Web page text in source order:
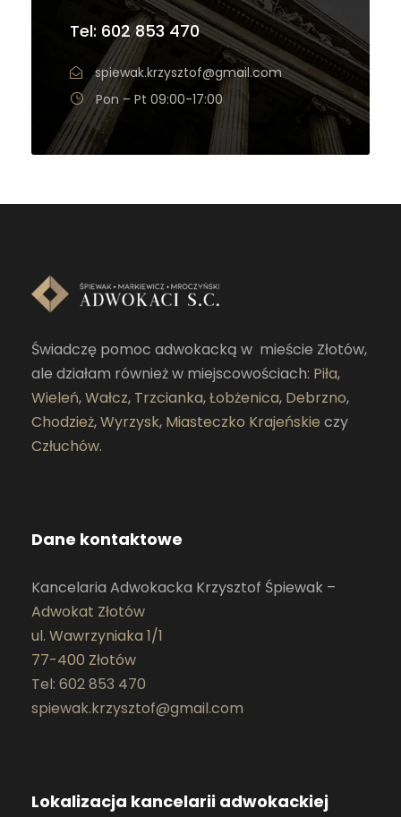
Tel: 602 853 470
spiewak.krzysztof@gmail.com
Pon – Pt 09:00-17:00
Świadczę pomoc adwokacką w mieście Złotów,
ale działam również w miejscowościach: Piła,
Wieleń,Wałcz, Trzcianka,Łobżenica, Debrzno,
Chodzież,Wyrzysk, Miasteczko Krajeńskie czy
Człuchów.
Dane kontaktowe
Kancelaria Adwokacka Krzysztof Śpiewak –
Adwokat Złotów
ul. Wawrzyniaka 1/1
77-400 Złotów
Tel: 602 853 470
spiewak.krzysztof@gmail.com
Lokalizacja kancelarii adwokackiej